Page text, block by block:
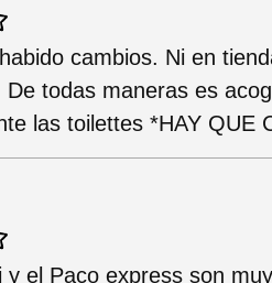
cambios. Ni en
De todas maneras es
las toilettes *HAY QUE
y el Paco express son